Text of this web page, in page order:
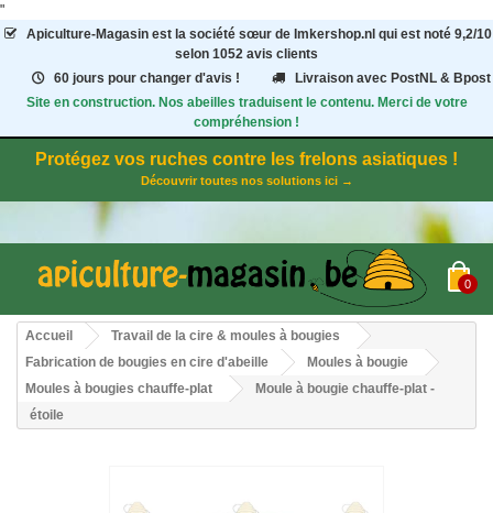
"
Apiculture-Magasinest la société sœur de Imkershop.nl qui est noté 9,2/10
selon 1052 avis clients
60 jours pour changer d'avis !
Livraison avec PostNL & Bpost
Site en construction. Nos abeilles traduisent le contenu. Merci de votre
compréhension !
Protégez vos ruches contre les frelons asiatiques !
Découvrir toutes nos solutions ici →
0
Accueil
Travail de la cire & moules à bougies
Fabrication de bougies en cire d'abeille
Moules à bougie
Moules à bougies chauffe-plat
Moule à bougie chauffe-plat -
étoile